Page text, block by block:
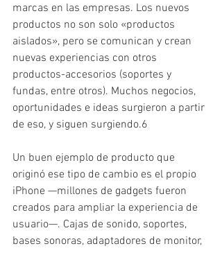
marcas en las empresas. Los nuevos
productos no son solo «productos
aislados», pero se comunican y crean
nuevas experiencias con otros
productos-accesorios (soportes y
fundas, entre otros). Muchos negocios,
oportunidades e ideas surgieron a partir
de eso, y siguen surgiendo.6
Un buen ejemplo de producto que
originó ese tipo de cambio es el propio
iPhone —millones de gadgets fueron
creados para ampliar la experiencia de
usuario—. Cajas de sonido, soportes,
bases sonoras, adaptadores de monitor,